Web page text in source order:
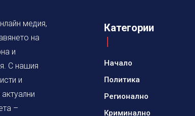
медия,
на
и
С нашия
и
–
Категории
Начало
Политика
Регионално
Криминално